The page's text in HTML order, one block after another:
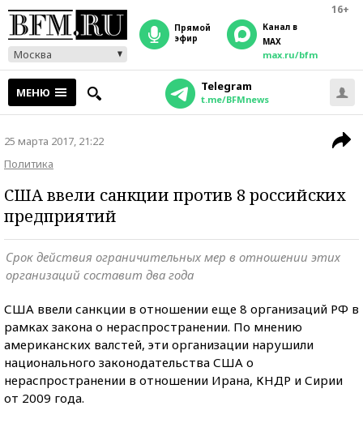
16+
Москва
прямой
эфир
Канал в
MAX
max.ru/bfm
МЕНЮ Telegram
t.me/BFMnews
25 марта 2017, 21:22
Политика
США ввели санкции против 8 российских
предприятий
Срок действия ограничительных мер в отношении этих
организаций составит два года
США ввели санкции в отношении еще 8 организаций РФ в
рамках закона о нераспространении. По мнению
американских валстей, эти организации нарушили
национального законодательства США о
нераспространении в отношении Ирана, КНДР и Сирии
от 2009 года.